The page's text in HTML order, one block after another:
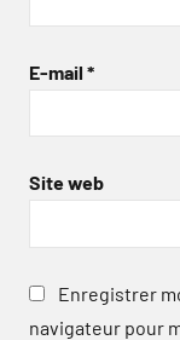
E-mail *
Site web
Enregistrer
navigateur pour